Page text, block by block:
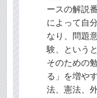
ースの解説
によって自
なり、問題
験、という
そのための
る」を増や
法、憲法、